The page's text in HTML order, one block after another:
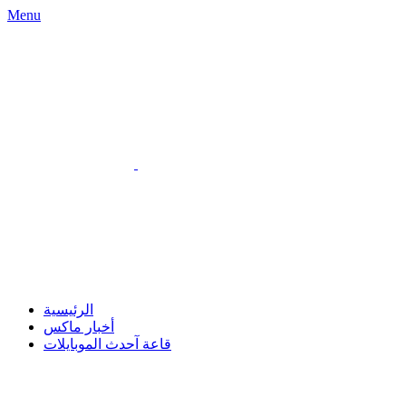
Menu
الرئيسية
أخبار ماكس
قاعة آحدث الموبايلات